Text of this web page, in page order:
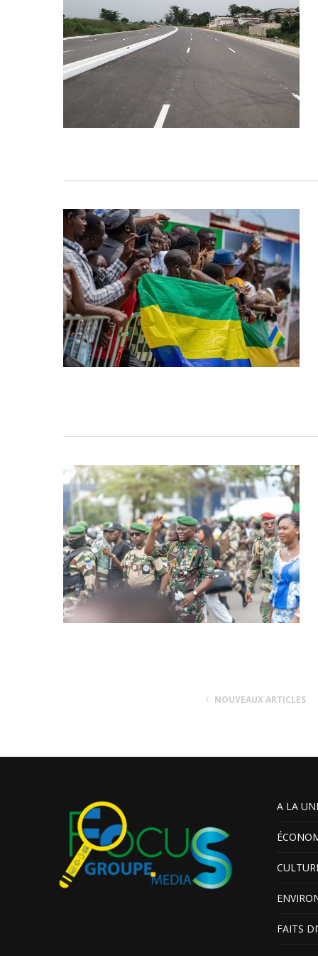
NOUVEAUX ARTICLES
A LA
FAITS